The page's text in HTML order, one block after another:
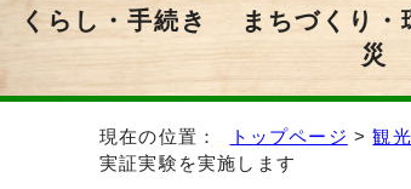
くらし・手続き
まちづくり・
災
現在の位置： トップページ >観
実証実験を実施します